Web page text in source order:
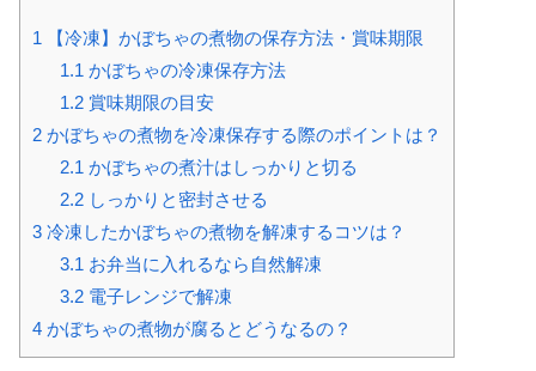
1 【冷凍】かぼちゃの煮物の保存方法・賞味期限
1.1 かぼちゃの冷凍保存方法
1.2賞味期限の目安
2 かぼちゃの煮物を冷凍保存する際のポイントは？
2.1 かぼちゃの煮汁はしっかりと切る
2.2しっかりと密封させる
3 冷凍したかぼちゃの煮物を解凍するコツは？
3.1 お弁当に入れるなら自然解凍
3.2電子レンジで解凍
4 かぼちゃの煮物が腐るとどうなるの？